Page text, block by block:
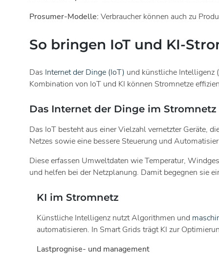
Prosumer-Modelle: Verbraucher können auch zu
So bringen IoT und KI-
Das Internet der Dinge (IoT) und künstliche Intelligenz
Kombination von IoT und KI können Stromnetze
Das Internet der Dinge im Stromnetz
Das IoT besteht aus einer Vielzahl vernetzter Geräte,
Netzes sowie eine bessere Steuerung und
Diese erfassen Umweltdaten wie Temperatur,
und helfen bei der Netzplanung. Damit begegnen sie
KI im Stromnetz
Künstliche Intelligenz nutzt Algorithmen und
automatisieren. In Smart Grids trägt KI zur
Lastprognise- und management